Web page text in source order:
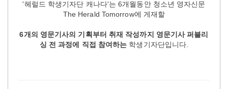
'헤럴드 학생기자단 캐나다'는 6개월동안 청소년 영자신문
The Herald Tomorrow에 게재할
6개의 영문기사의 기획부터 취재 작성까지 영문기사 퍼블리
싱 전 과정에 직접 참여하는 학생기자단입니다.